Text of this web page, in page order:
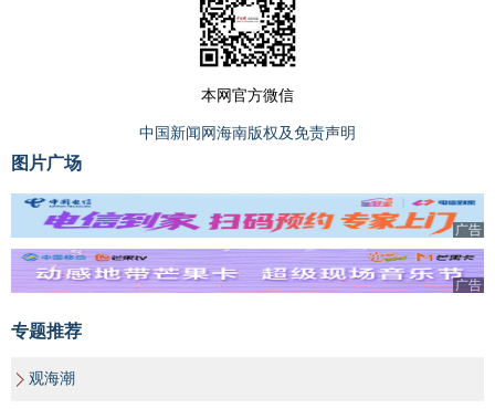
本网官方微信
中国新闻网海南版权及免责声明
图片广场
广告
广告
专题推荐
观海潮